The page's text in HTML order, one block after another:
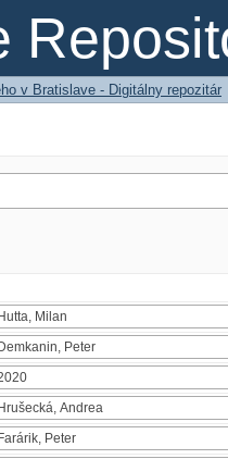
v Bratislave - Digitálny repozitár